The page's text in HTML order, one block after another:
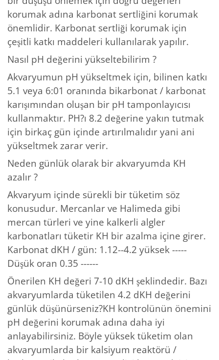
korumak adına karbonat sertliğini korumak
önemlidir. Karbonat sertliği korumak için
çeşitli katkı maddeleri kullanılarak yapılır.
Nasıl pH değerini yükseltebilirim ?
Akvaryumun pH yükseltmek için, bilinen katkı
5.1 veya 6:01 oranında bikarbonat / karbonat
karışımından oluşan bir pH tamponlayıcısı
kullanmaktır. PH?ı 8.2 değerine yakın tutmak
için birkaç gün içinde artırılmalıdır yani ani
yükseltmek zarar verir.
Neden günlük olarak bir akvaryumda KH
azalır ?
Akvaryum içinde sürekli bir tüketim söz
konusudur. Mercanlar ve Halimeda gibi
mercan türleri ve yine kalkerli algler
karbonatları tüketir KH bir azalma içine girer.
Karbonat dKH / gün: 1.12--4.2 yüksek -----
Düşük oran 0.35 ------
Önerilen KH değeri 7-10 dKH şeklindedir. Bazı
akvaryumlarda tüketilen 4.2 dKH değerini
günlük düşünürseniz?KH kontrolünün önemini
pH değerini korumak adına daha iyi
anlayabilirsiniz. Böyle yüksek tüketim olan
akvaryumlarda bir kalsiyum reaktörü /